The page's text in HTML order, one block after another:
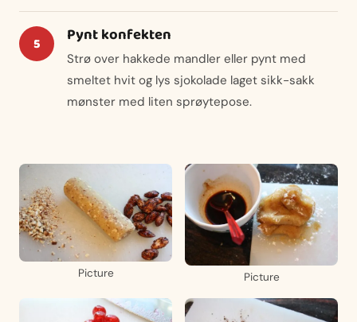
Pynt konfekten
Strø over hakkede mandler eller pynt med
smeltet hvit og lys sjokolade laget sikk-sakk
mønster med liten sprøytepose.
Picture Picture